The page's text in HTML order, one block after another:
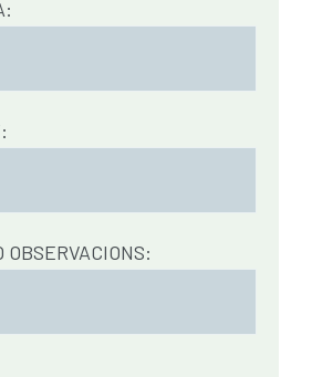
OBSERVACIONS: